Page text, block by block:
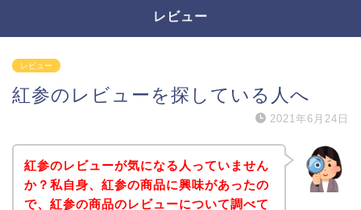
レビュー
レビュー
紅参のレビューを探している人へ
2021年6月24日
紅参のレビューが気になる人っていません
か？私自身、紅参の商品に興味があったの
で、紅参の商品のレビューについて調べて